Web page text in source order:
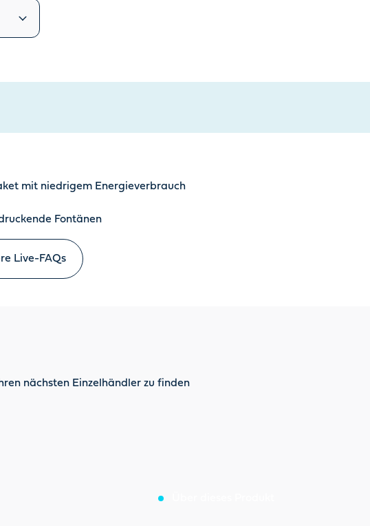
mit niedrigem Energieverbrauch
Fontänen
Live-FAQs
nächsten Einzelhändler zu finden